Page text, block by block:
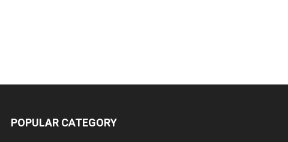
POPULAR CATEGORY